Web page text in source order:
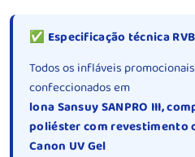
✅ Especificação técnica RVB
Todos os infláveis
confeccionados em
lona Sansuy SANPRO III,
poliéster com revestimento
Canon UV Gel